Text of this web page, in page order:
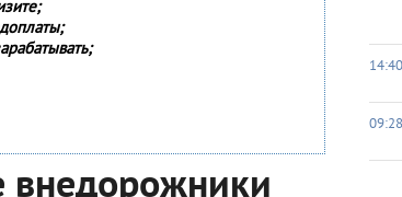
14:40
09:28